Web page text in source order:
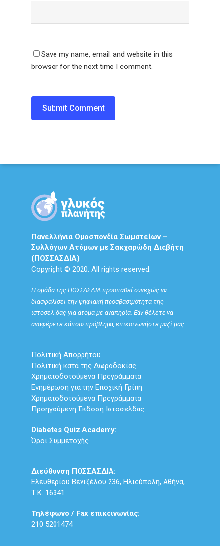
Save my name, email, and website in this
browser for the next time I comment.
Πανελλήνια Ομοσπονδία Σωματείων –
Συλλόγων Ατόμων με Σακχαρώδη Διαβήτη
(ΠΟΣΣΑΣΔΙΑ)
Copyright © 2020. All rights reserved.
Η ομάδα της ΠΟΣΣΑΣΔΙΑ προσπαθεί συνεχώς να
διασφαλίσει την ψηφιακή προσβασιμότητα της
ιστοσελίδας για άτομα με αναπηρία. Εάν θέλετε να
αναφέρετε κάποιο πρόβλημα, επικοινωνήστε μαζί μας.
Πολιτική Απορρήτου
Πολιτική κατά της Δωροδοκίας
Χρηματοδοτούμενα Προγράμματα
Ενημέρωση για την Εποχική Γρίπη
Χρηματοδοτούμενα Προγράμματα
Προηγούμενη Έκδοση Ιστοσελδας
Diabetes Quiz Academy:
Όροι Συμμετοχής
Διεύθυνση ΠΟΣΣΑΣΔΙΑ:
Ελευθερίου Βενιζέλου 236, Ηλιούπολη, Αθήνα,
Τ.Κ. 16341
Τηλέφωνο / Fax επικοινωνίας:
210 5201474